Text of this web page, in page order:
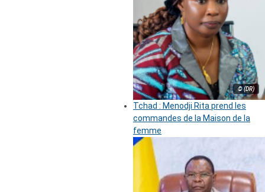
© (DR)
Tchad : Menodji Rita prend les
commandes de la Maison de la
femme